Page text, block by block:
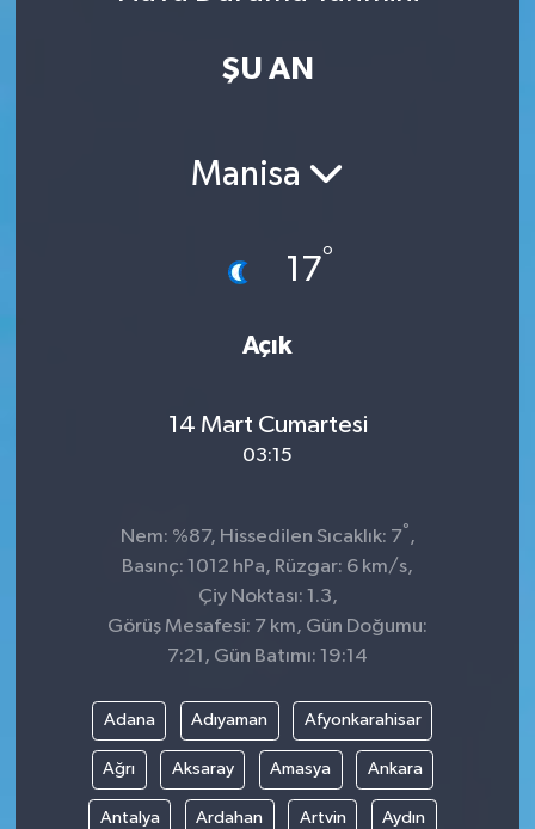
ŞU AN
Manisa
17°
Açık
14 Mart Cumartesi
03:15
Nem: %87, Hissedilen Sıcaklık: 7° ,
Basınç: 1012 hPa, Rüzgar: 6 km/s,
Çiy Noktası: 1.3,
Görüş Mesafesi: 7 km, Gün Doğumu:
7:21, Gün Batımı: 19:14
Adana Adıyaman Afyonkarahisar
Ağrı Aksaray Amasya Ankara
Antalya Ardahan Artvin Aydın
Sağlık
Son Dakika
Spor
Teknoloji
Son Dakika Haberleri